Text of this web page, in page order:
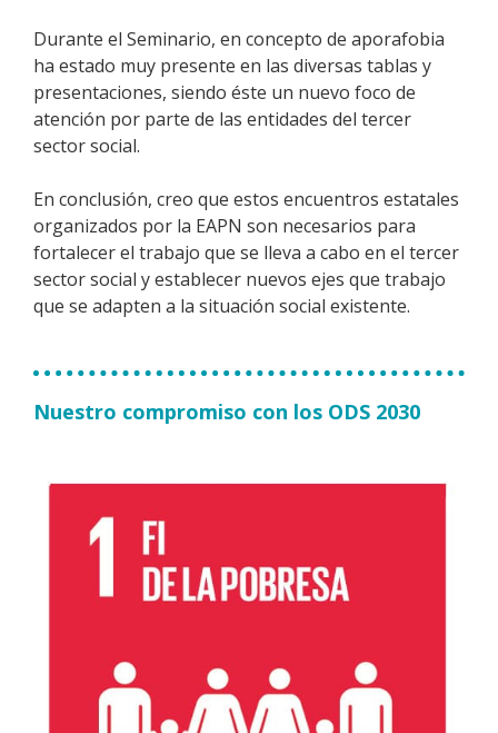
Durante el Seminario, en concepto de aporafobia
ha estado muy presente en las diversas tablas y
presentaciones, siendo éste un nuevo foco de
atención por parte de las entidades del tercer
sector social.
En conclusión, creo que estos encuentros estatales
organizados por la EAPN son necesarios para
fortalecer el trabajo que se lleva a cabo en el tercer
sector social y establecer nuevos ejes que trabajo
que se adapten a la situación social existente.
Nuestro compromiso con los ODS 2030